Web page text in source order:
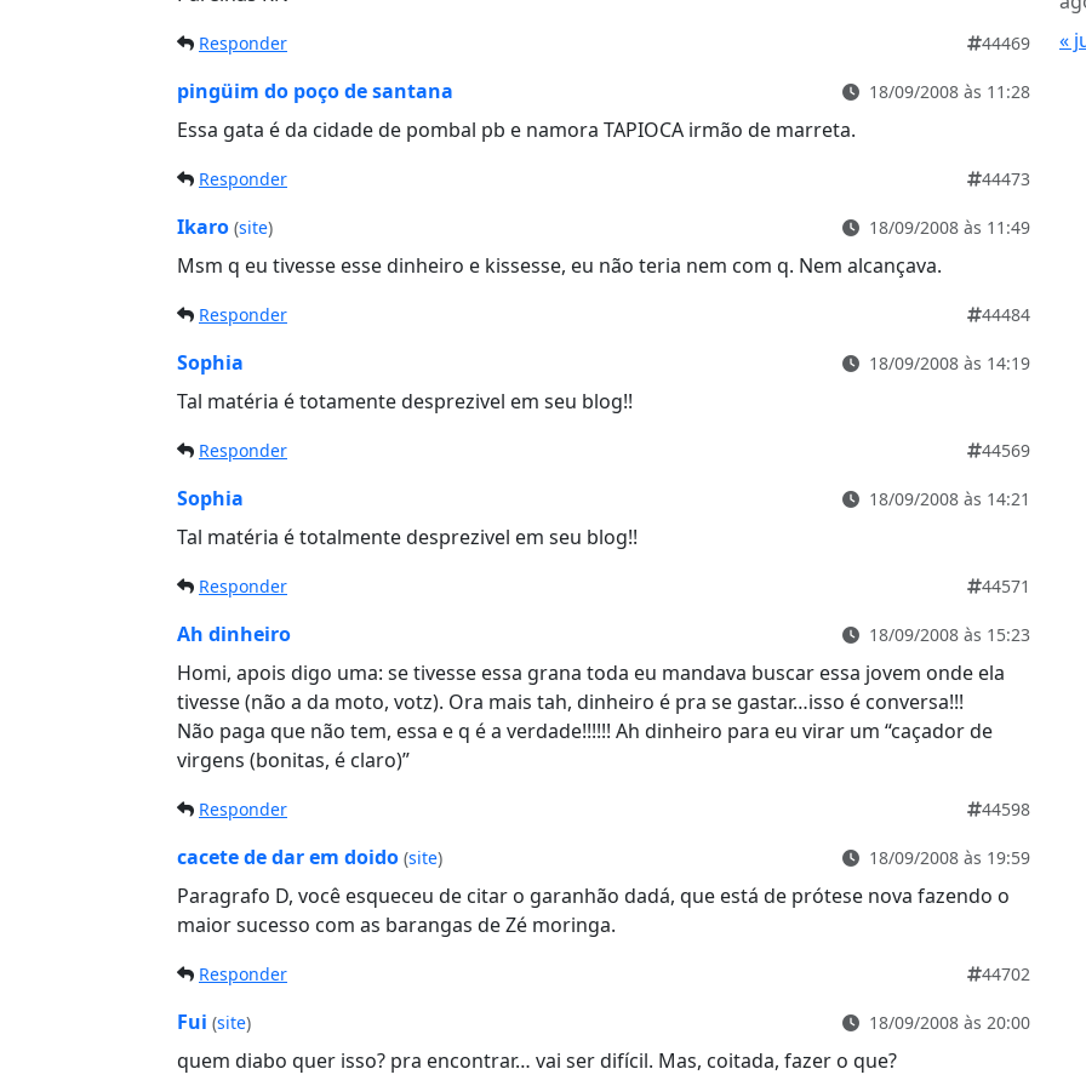
Responder 44469
pingüim do poço de santana 18/09/2008 às 11:28
Essa gata é da cidade de pombal pb e namora TAPIOCA irmão de marreta.
Responder 44473
Ikaro (site) 18/09/2008 às 11:49
Msm q eu tivesse esse dinheiro e kissesse, eu não teria nem com q. Nem alcançava.
Responder 44484
Sophia 18/09/2008 às 14:19
Tal matéria é totamente desprezivel em seu blog!!
Responder 44569
Sophia 18/09/2008 às 14:21
Tal matéria é totalmente desprezivel em seu blog!!
Responder 44571
Ah dinheiro 18/09/2008 às 15:23
Homi, apois digo uma: se tivesse essa grana toda eu mandava buscar essa jovem onde ela
tivesse (não a da moto, votz). Ora mais tah, dinheiro é pra se gastar…isso é conversa!!!
Não paga que não tem, essa e q é a verdade!!!!!! Ah dinheiro para eu virar um “caçador de
virgens (bonitas, é claro)”
Responder 44598
cacete de dar em doido (site) 18/09/2008 às 19:59
Paragrafo D, você esqueceu de citar o garanhão dadá, que está de prótese nova fazendo o
maior sucesso com as barangas de Zé moringa.
Responder 44702
Fui (site) 18/09/2008 às 20:00
quem diabo quer isso? pra encontrar… vai ser difícil. Mas, coitada, fazer o que?
«